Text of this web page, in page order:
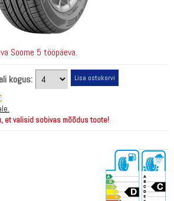
Soome 5 tööpäeva.
kogus:
et valisid sobivas mõõdus toote!